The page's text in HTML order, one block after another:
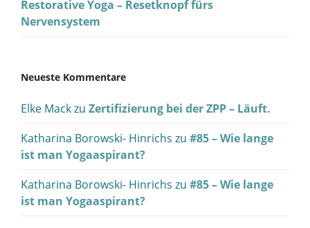
Restorative Yoga – Resetknopf fürs
Nervensystem
Neueste Kommentare
Elke Mackzu Zertifizierung bei der ZPP – Läuft.
Katharina Borowski- Hinrichs zu #85 – Wie lange
ist man Yogaaspirant?
Katharina Borowski- Hinrichs zu #85 – Wie lange
ist man Yogaaspirant?